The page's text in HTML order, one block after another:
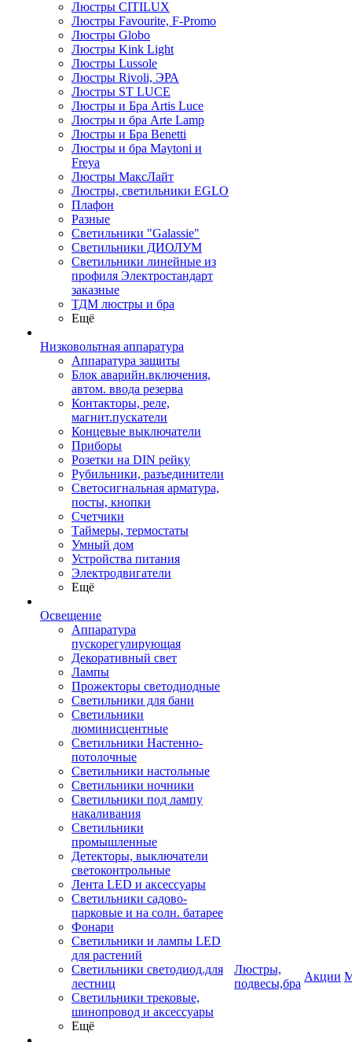
Люстры CITILUX
Люстры Favourite, F-Promo
Люстры Globo
Люстры Kink Light
Люстры Lussole
Люстры Rivoli, ЭРА
Люстры ST LUCE
Люстры и Бра Artis Luce
Люстры и бра Arte Lamp
Люстры и Бра Benetti
Люстры и бра Maytoni и
Freya
Люстры МаксЛайт
Люстры, светильники EGLO
Плафон
Разные
Светильники "Galassie"
Светильники ДИОЛУМ
Светильники линейные из
профиля Электростандарт
заказные
ТДМ люстры и бра
Ещё
Низковольтная аппаратура
Аппаратура защиты
Блок аварийн.включения,
автом. ввода резерва
Контакторы, реле,
магнит.пускатели
Концевые выключатели
Приборы
Розетки на DIN рейку
Рубильники, разъединители
Светосигнальная арматура,
посты, кнопки
Счетчики
Таймеры, термостаты
Умный дом
Устройства питания
Электродвигатели
Ещё
Освещение
Аппаратура
пускорегулирующая
Декоративный свет
Лампы
Прожекторы светодиодные
Светильники для бани
Светильники
люминисцентные
Светильники Настенно-
потолочные
Светильники настольные
Светильники ночники
Светильники под лампу
накаливания
Светильники
промышленные
Детекторы, выключатели
светоконтрольные
Лента LED и аксессуары
Светильники садово-
парковые и на солн. батарее
Фонари
Светильники и лампы LED
для растений
Светильники светодиод.для
лестниц
Светильники трековые,
шинопровод и аксессуары
Ещё
Люстры,
подвесы,бра
Акции